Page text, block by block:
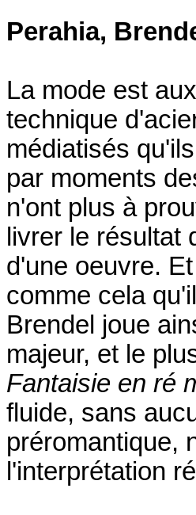
Perahia,
La mode est
technique
médiatisés
par moments
n'ont plus à
livrer le résultat
d'une oeuvre.
comme cela
Brendel joue
majeur, et le
Fantaisie en ré
fluide, sans
préromantique,
l'interprétation